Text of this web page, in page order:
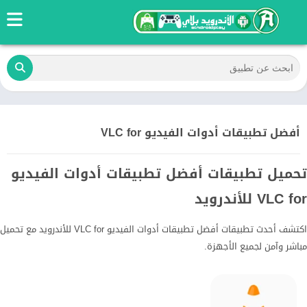
أفضل تطبيقات أدوات الفيديو VLC for
تحميل تطبيقات أفضل تطبيقات أدوات الفيديو
VLC for للأندرويد
اكتشف أحدث تطبيقات أفضل تطبيقات أدوات الفيديو VLC for للأندرويد مع تحميل
مباشر وآمن لجميع الأجهزة.